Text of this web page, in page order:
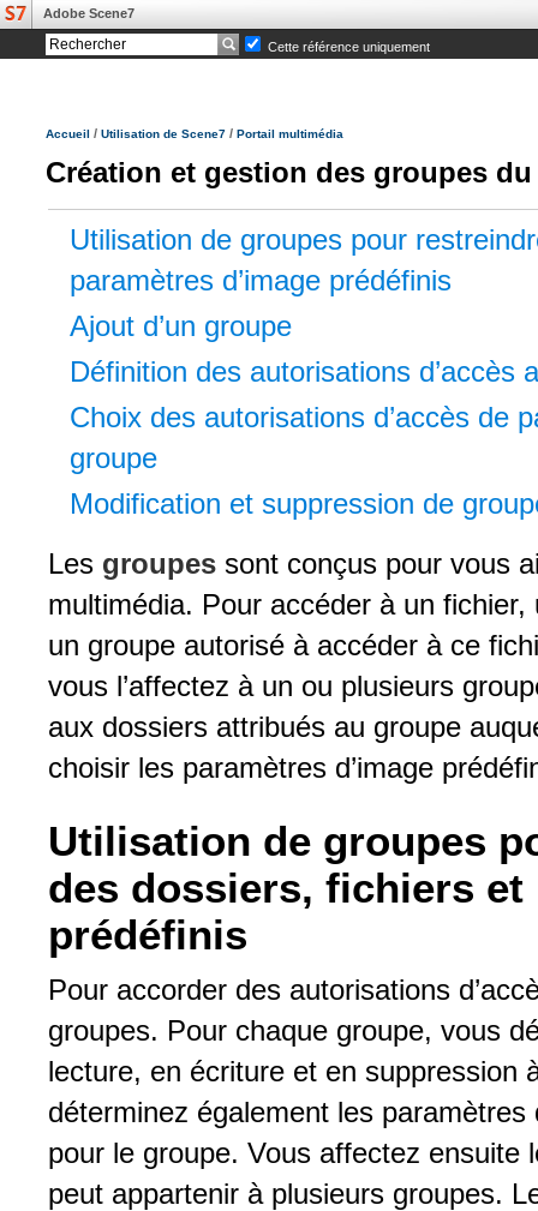
Adobe Scene7
Cette référence uniquement
Accueil / Utilisation de Scene7 / Portail multimédia
Création et gestion des groupes
Utilisation de groupes pour
paramètres d’image prédéfinis
Ajout d’un groupe
Définition des autorisations d’accès
Choix des autorisations d’accès de
groupe
Modification et suppression de
Les groupes sont conçus pour vous
multimédia. Pour accéder à un
un groupe autorisé à accéder à ce
vous l’affectez à un ou plusieurs
aux dossiers attribués au groupe
choisir les paramètres d’image
Utilisation de groupes
des dossiers, fichiers et
prédéfinis
Pour accorder des autorisations
groupes. Pour chaque groupe, vous
lecture, en écriture et en suppression
déterminez également les paramètres
pour le groupe. Vous affectez ensuite
peut appartenir à plusieurs groupes.